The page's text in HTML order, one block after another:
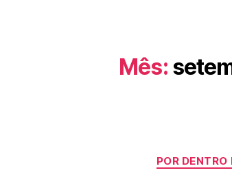
Mês:
POR